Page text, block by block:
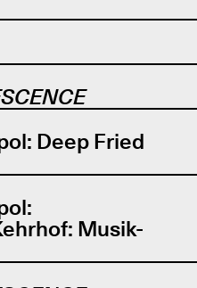
Deep Fried
Musik-